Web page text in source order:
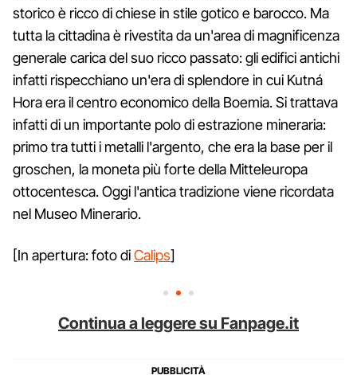
storico è ricco di chiese in stile gotico e barocco. Ma
tutta la cittadina è rivestita da un'area di magnificenza
generale carica del suo ricco passato: gli edifici antichi
infatti rispecchiano un'era di splendore in cui Kutná
Hora era il centro economico della Boemia. Si trattava
infatti di un importante polo di estrazione mineraria:
primo tra tutti i metalli l'argento, che era la base per il
groschen, la moneta più forte della Mitteleuropa
ottocentesca. Oggi l'antica tradizione viene ricordata
nel Museo Minerario.
[In apertura: foto diCalips]
Continua a leggere su Fanpage.it